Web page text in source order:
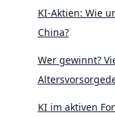
KI-Aktien: Wie
China?
Wer gewinnt?
KI im aktiven